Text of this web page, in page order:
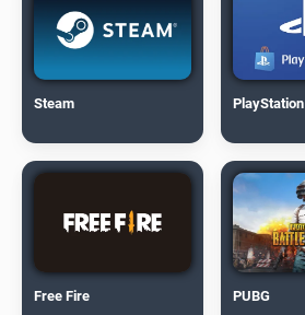
Steam PlayStation
Free Fire PUBG